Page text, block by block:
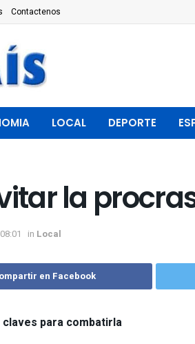
Contactenos
LOCAL DEPORTE
la
in Local
en Facebook
para combatirla